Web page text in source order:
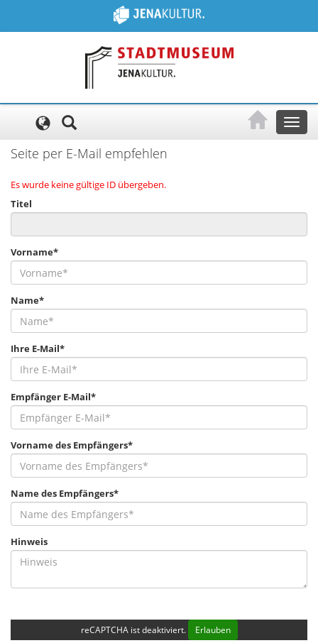
Toggle
Seite per E-Mail empfehlen
Es wurde keine gültige ID übergeben.
Titel
Vorname*
Name*
Ihre E-Mail*
Empfänger E-Mail*
Vorname des Empfängers*
Name des Empfängers*
Hinweis
reCAPTCHA ist deaktiviert. Erlauben